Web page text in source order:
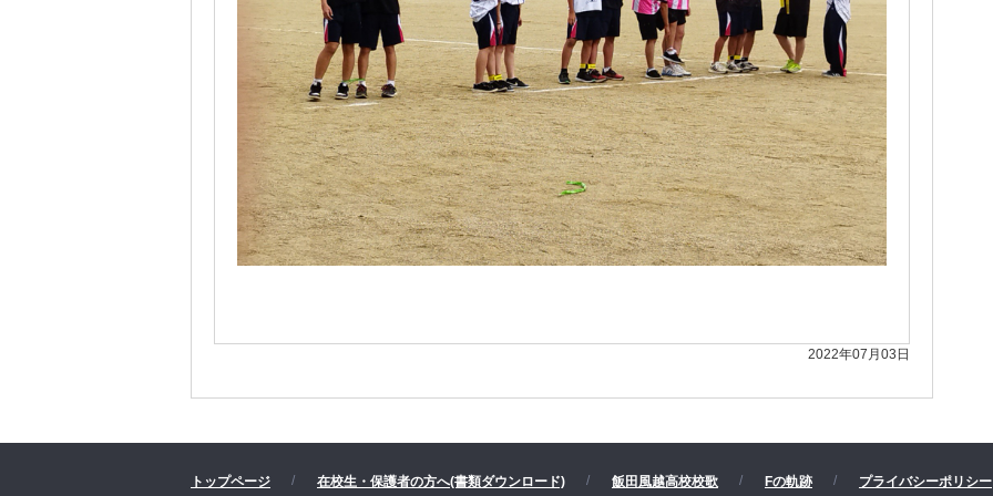
2022年07月03日
トップページ 在校生・保護者の方へ(書類ダウンロード) 飯田風越高校校歌 Fの軌跡 プライバシーポリシー